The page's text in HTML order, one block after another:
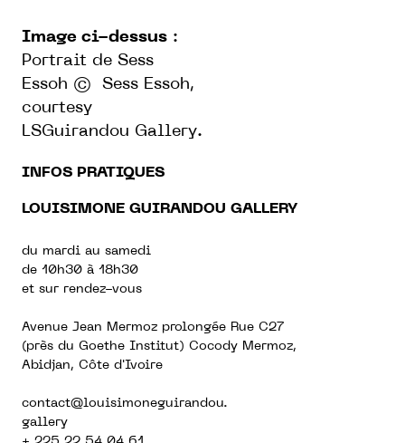
Image ci-dessus :
Portrait de Sess
Essoh © Sess Essoh,
courtesy
LSGuirandou Gallery.
INFOS PRATIQUES
LOUISIMONE GUIRANDOU GALLERY
du mardi au samedi
de 10h30 à 18h30
et sur rendez-vous
Avenue Jean Mermoz prolongée Rue C27
(près du Goethe Institut) Cocody Mermoz,
Abidjan, Côte d'Ivoire
contact@louisimoneguirandou.
gallery